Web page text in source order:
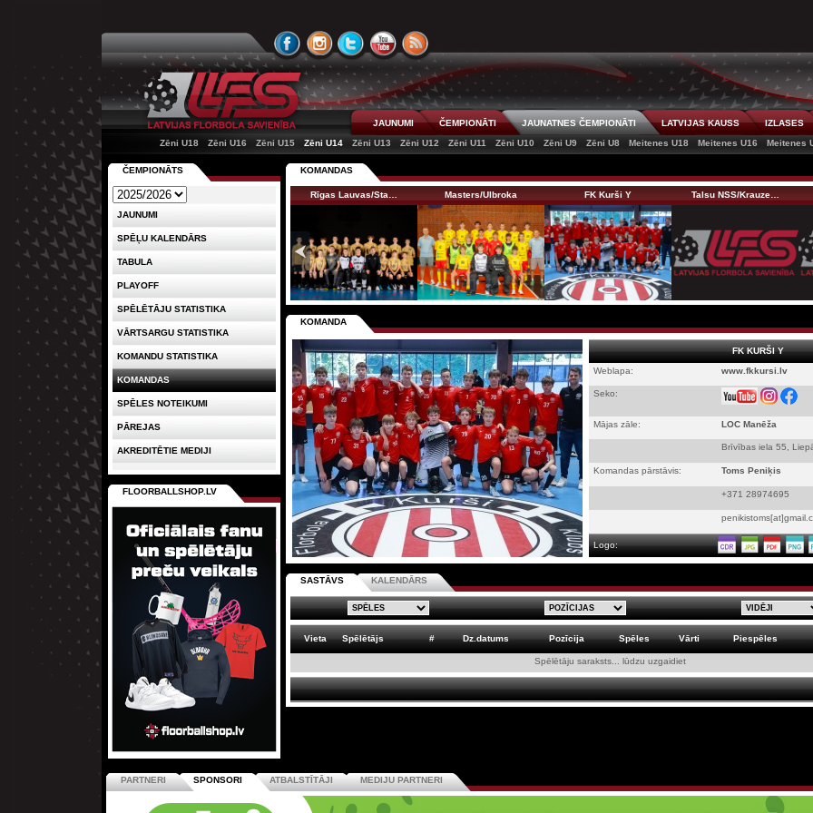
JAUNUMI ČEMPIONĀTI JAUNATNES ČEMPIONĀTI LATVIJAS KAUSS IZLASES
Zēni U18
Zēni U16 Zēni U15 Zēni U14 Zēni U13 Zēni U12 Zēni U11 Zēni U10 Zēni U9 Zēni U8 Meitenes U18 Meitenes U16 Meitenes
KOMANDAS
Rīgas Lauvas/Sta… Masters/Ulbroka FK Kurši Y Talsu NSS/Krauze…
KOMANDA
FK KURŠI Y
Weblapa:
www.fkkursi.lv
Seko:
Mājas zāle: LOC Manēža
Brīvības iela 55,
Komandas pārstāvis: Toms Peniķis
+371 28974695
Logo:
SASTĀVS KALENDĀRS
Vieta Spēlētājs # Dz.datums Pozīcija Spēles Vārti Piespēles
Spēlētāju saraksts... lūdzu uzgaidiet
ČEMPIONĀTS
JAUNUMI
SPĒĻU KALENDĀRS
TABULA
PLAYOFF
SPĒLĒTĀJU STATISTIKA
VĀRTSARGU STATISTIKA
KOMANDU STATISTIKA
KOMANDAS
SPĒLES NOTEIKUMI
PĀREJAS
AKREDITĒTIE MEDIJI
FLOORBALLSHOP.LV
PARTNERI SPONSORI ATBALSTĪTĀJI MEDIJU PARTNERI